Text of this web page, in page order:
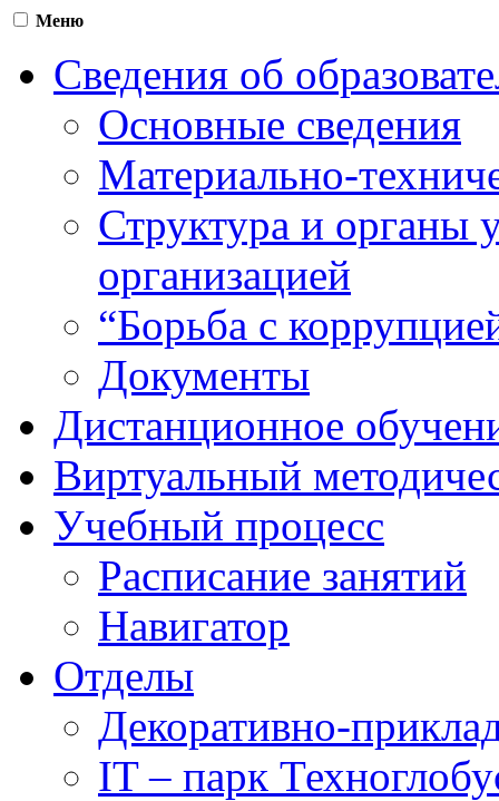
Меню
Сведения об
Основные сведения
Материально-
Структура и органы
организацией
“Борьба с
Документы
Дистанционное
Виртуальный
Учебный процесс
Расписание занятий
Навигатор
Отделы
Декоративно-
IT – парк